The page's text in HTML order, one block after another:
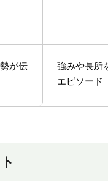
が伝
強みや長所
エピソード